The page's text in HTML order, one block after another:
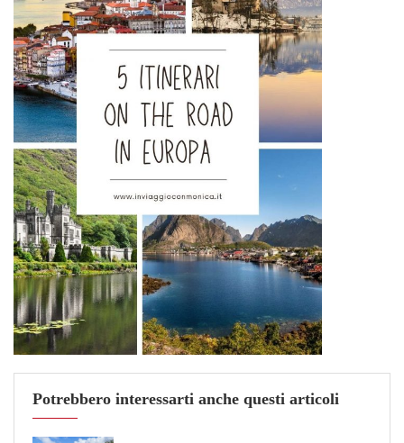
Potrebbero interessarti anche questi articoli